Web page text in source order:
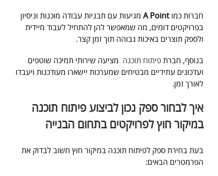
חברות כמו A Point מגיעות עם תבניות עבודה מוכנות וניסיון
בפרויקטים דומים, מה שמאפשר להן להתחיל לעבוד מיידית
ולספק תוצרים באיכות גבוהה תוך זמן קצר.
בנוסף, חברתפיתוח תוכנה מציעה שירותי תמיכה שוטפים
ועדכונים עתידיים מבטיחים שמערכות יישארו מעודכנות ויעבדו
לאורך זמן.
איך לבחור ספק נכון לביצוע פיתוח תוכנה
במיקור חוץ לפרויקטים בתחום הבנייה
בעת בחירת ספק לפיתוח תוכנה במיקור חוץ חשוב לבדוק את
הפרמטרים הבאים: